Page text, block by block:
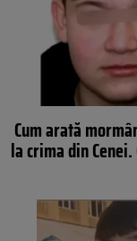
Cum arată
la crima din